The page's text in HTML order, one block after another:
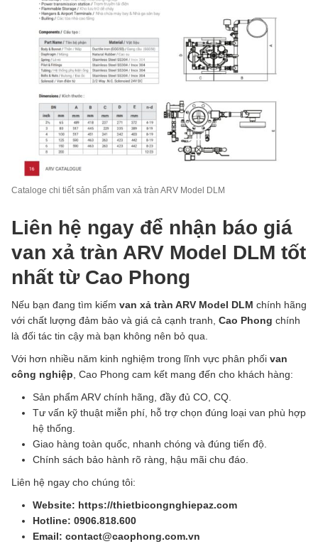
Cataloge chi tiết sản phẩm van xả tràn ARV Model DLM
Liên hệ ngay để nhận báo giá
van xả tràn ARV Model DLM tốt
nhất từ Cao Phong
Nếu bạn đang tìm kiếm van xả tràn ARV Model DLM chính hãng
với chất lượng đảm bảo và giá cả cạnh tranh, Cao Phong chính
là đối tác tin cậy mà bạn không nên bỏ qua.
Với hơn nhiều năm kinh nghiệm trong lĩnh vực phân phối van
công nghiệp , Cao Phong cam kết mang đến cho khách hàng:
Sản phẩm ARV chính hãng, đầy đủ CO, CQ.
Tư vấn kỹ thuật miễn phí, hỗ trợ chọn đúng loại van phù hợp
hệ thống.
Giao hàng toàn quốc, nhanh chóng và đúng tiến độ.
Chính sách bảo hành rõ ràng, hậu mãi chu đáo.
Liên hệ ngay cho chúng tôi:
Website: https://thietbicongnghiepaz.com
Hotline: 0906.818.600
Email: contact@caophong.com.vn